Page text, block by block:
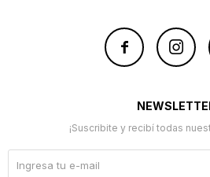
 
¡Suscribite y recibí todas